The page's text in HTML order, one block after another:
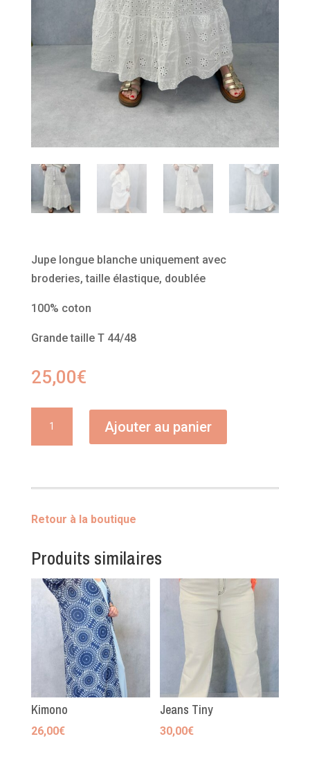
Jupe longue blanche uniquement avec
broderies, taille élastique, doublée
100% coton
Grande taille T 44/48
25,00€
Ajouter au panier
Retour à la boutique
Produits similaires
Kimono
26,00€
Jeans Tiny
30,00€